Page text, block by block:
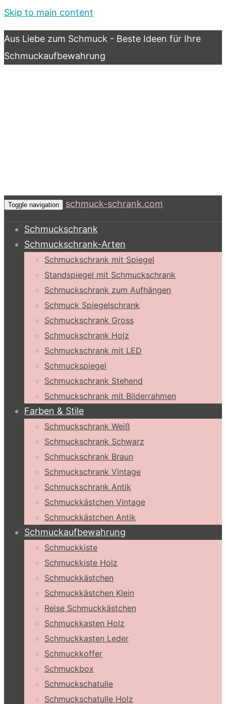
Skip to main content
Aus Liebe zum Schmuck - Beste Ideen für Ihre
Schmuckaufbewahrung
Toggle navigation schmuck-schrank.com
Schmuckschrank
Schmuckschrank-Arten
Schmuckschrank mit Spiegel
Standspiegel mit Schmuckschrank
Schmuckschrank zum Aufhängen
Schmuck Spiegelschrank
Schmuckschrank Gross
Schmuckschrank Holz
Schmuckschrank mit LED
Schmuckspiegel
Schmuckschrank Stehend
Schmuckschrank mit Bilderrahmen
Farben & Stile
Schmuckschrank Weiß
Schmuckschrank Schwarz
Schmuckschrank Braun
Schmuckschrank Vintage
Schmuckschrank Antik
Schmuckkästchen Vintage
Schmuckkästchen Antik
Schmuckaufbewahrung
Schmuckkiste
Schmuckkiste Holz
Schmuckkästchen
Schmuckkästchen Klein
Reise Schmuckkästchen
Schmuckkasten Holz
Schmuckkasten Leder
Schmuckkoffer
Schmuckbox
Schmuckschatulle
Schmuckschatulle Holz